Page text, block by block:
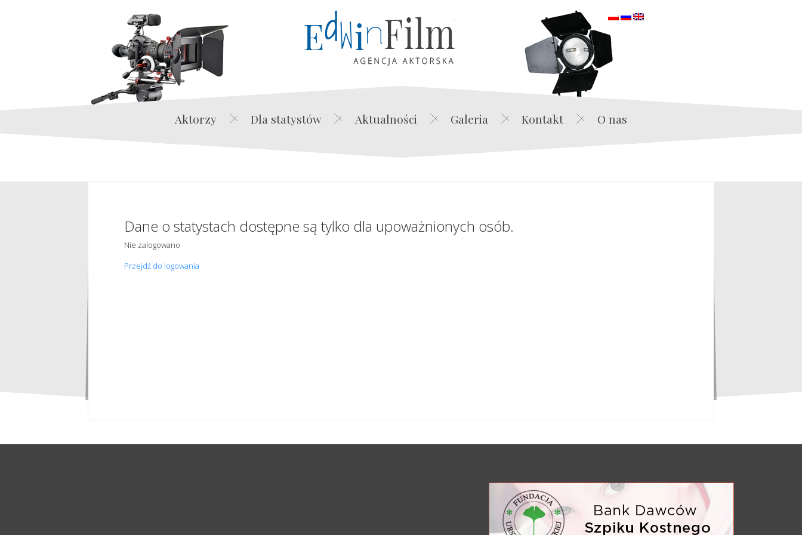
Edwin Film Agencja Aktorska
Aktorzy Dla statystów Aktualności Galeria Kontakt O nas
Dane o statystach dostępne są tylko dla upoważnionych osób.
Nie zalogowano
Przejdź do logowania